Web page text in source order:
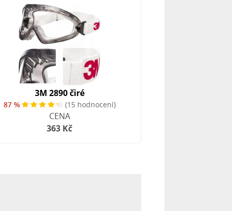
3M 2890 čiré
87 % (15 hodnocení)
CENA
363 Kč